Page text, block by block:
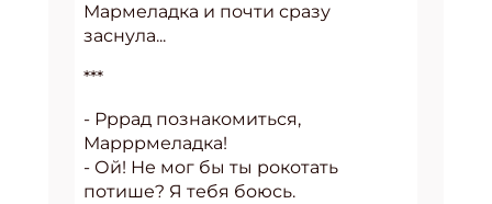
Мармеладка и почти сразу
заснула...
***
- Рррад познакомиться,
Марррмеладка!
- Ой! Не мог бы ты рокотать
потише? Я тебя боюсь.